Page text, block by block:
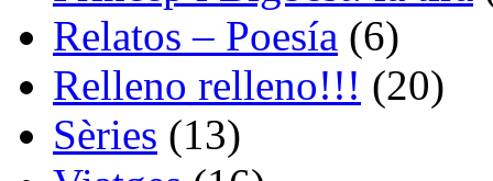
Relatos – Poesía (6)
Relleno relleno!!! (20)
Sèries (13)